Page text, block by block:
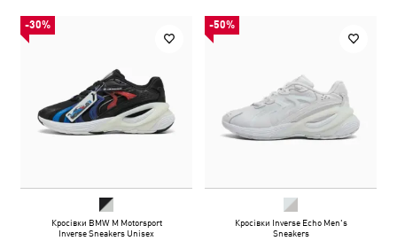
-30%
Кросівки BMW M Motorsport
Inverse Sneakers Unisex
-50%
Кросівки Inverse Echo Men's
Sneakers